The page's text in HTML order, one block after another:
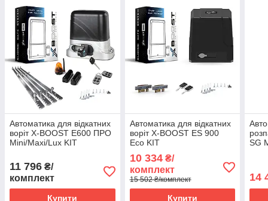
Автоматика для відкатних
воріт X-BOOST E600 ПРО
Mini/Maxi/Lux KIT
11 796 ₴/
комплект
Купити
Автоматика для відкатних
воріт X-BOOST ES 900
Eco KIT
10 334₴/
комплект
15 502 ₴/комплект
Купити
SG
14